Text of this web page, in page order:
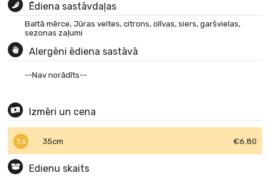
Ēdiena sastāvdaļas
Baltā mērce, Jūras veltes, citrons, olīvas, siers, garšvielas,
sezonas zaļumi
Alergēni ēdiena sastāvā
--Nav norādīts--
Izmēri un cena
1 x 35cm €6.80
Edienu skaits